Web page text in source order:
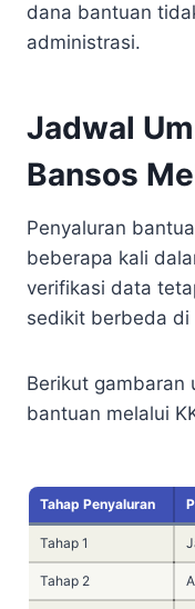
dana bantuan
administrasi.
Jadwal
Bansos
Penyaluran
beberapa kali
verifikasi data
sedikit berbeda di
Berikut gambaran
bantuan melalui
Tahap Penyaluran
Tahap 1
Tahap 2